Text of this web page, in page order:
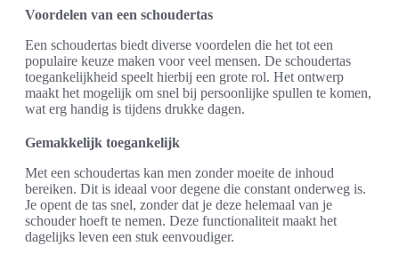
Voordelen van een schoudertas
Een schoudertas biedt diverse voordelen die het tot een
populaire keuze maken voor veel mensen. De schoudertas
toegankelijkheid speelt hierbij een grote rol. Het ontwerp
maakt het mogelijk om snel bij persoonlijke spullen te komen,
wat erg handig is tijdens drukke dagen.
Gemakkelijk toegankelijk
Met een schoudertas kan men zonder moeite de inhoud
bereiken. Dit is ideaal voor degene die constant onderweg is.
Je opent de tas snel, zonder dat je deze helemaal van je
schouder hoeft te nemen. Deze functionaliteit maakt het
dagelijks leven een stuk eenvoudiger.